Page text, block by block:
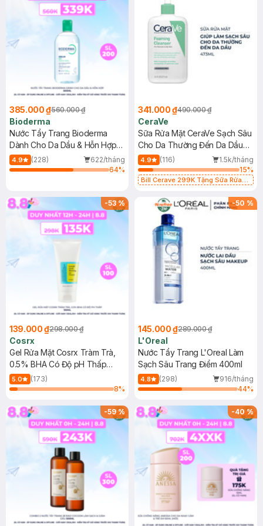
385.000 ₫560.000 ₫
Bioderma
Nước Tẩy Trang Bioderma
Dành Cho Da Dầu & Hỗn Hợp
500ml
4.9 (228)
622/tháng
64%
341.000 ₫490.000 ₫
CeraVe
Sữa Rửa Mặt CeraVe Sạch Sâu
Cho Da Thường Đến Da Dầu
473ml
4.9 (116)
1.5k/tháng
15%
Bill Cerave 299K Tặng Sữa Rửa
-53%
139.000 ₫298.000 ₫
Cosrx
Gel Rửa Mặt Cosrx Tràm Trà,
0.5% BHA Có Độ pH Thấp
150ml
5.0
(173)
8%
-50 %
145.000 ₫289.000 ₫
L'Oreal
Nước Tẩy Trang L'Oreal Làm
Sạch Sâu Trang Điểm 400ml
4.8 (298)
916/tháng
44%
-59% -40%